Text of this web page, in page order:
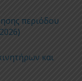
περιόδου
και